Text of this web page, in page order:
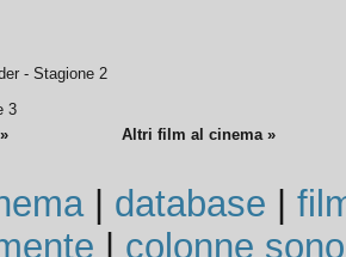
- Stagione 2
3
Altri film al cinema »
| database
colonne